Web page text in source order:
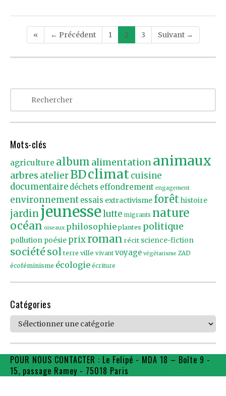
Post
navigation
« ← Précédent 1 2 3 Suivant →
Mots-clés
agriculture album alimentationanimaux
arbres atelierBDclimatcuisine
documentaire déchets effondrement engagement
environnement essais extractivisme forêthistoire
jardin jeunesselutte migrants nature
océan oiseaux philosophie plantes politique
pollution poésie prixroman récit science-fiction
sociétésol terre ville vivant voyage végétarisme ZAD
écoféminisme écologie écriture
Catégories
Catégories
POUR NOUS CONTACTER : Le Felipé - MDA 18 – Boîte 9 -
15, passage Ramey - 75018 Paris